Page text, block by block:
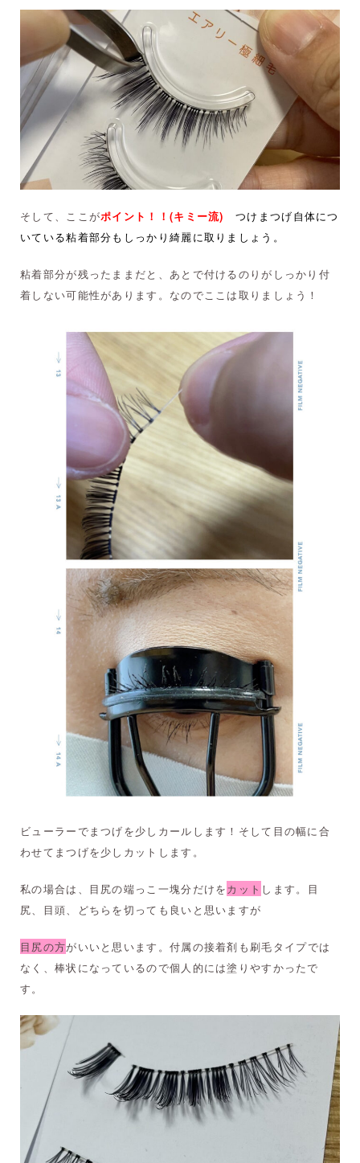
そして、ここがポイント！！(キミー流)つけまつげ自体につ
いている粘着部分もしっかり綺麗に取りましょう。
粘着部分が残ったままだと、あとで付けるのりがしっかり付
着しない可能性があります。なのでここは取りましょう！
ビューラーでまつげを少しカールします！そして目の幅に合
わせてまつげを少しカットします。
私の場合は、目尻の端っこ一塊分だけをカット します。目
尻、目頭、どちらを切っても良いと思いますが
目尻の方がいいと思います。付属の接着剤も刷毛タイプでは
なく、棒状になっているので個人的には塗りやすかったで
す。